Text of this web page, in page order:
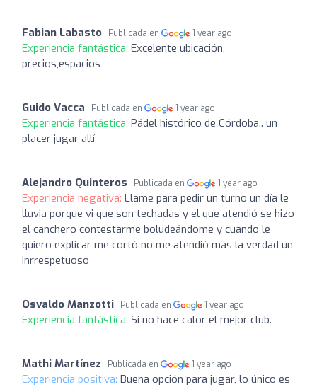
Fabian Labasto Publicada en 1 year ago
Experiencia fantástica: Excelente ubicación,
precios,espacios
Guido Vacca Publicada en 1 year ago
Experiencia fantástica: Pádel histórico de Córdoba.. un
placer jugar allí
Alejandro Quinteros Publicada en 1 year ago
Experiencia negativa: Llame para pedir un turno un día le
lluvia porque vi que son techadas y el que atendió se hizo
el canchero contestarme boludeándome y cuando le
quiero explicar me cortó no me atendió más la verdad un
inrrespetuoso
Osvaldo Manzotti Publicada en 1 year ago
Experiencia fantástica: Si no hace calor el mejor club.
Mathi Martínez Publicada en 1 year ago
Experiencia positiva: Buena opción para jugar, lo único es